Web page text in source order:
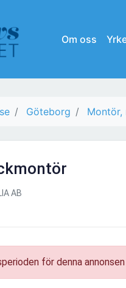
Om oss
Göteborg
AB
för denna